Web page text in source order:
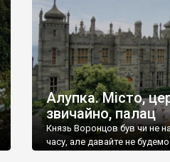
Алупка. Місто,
звичайно, палац
Князь Воронцов був чи не
часу, але давайте не